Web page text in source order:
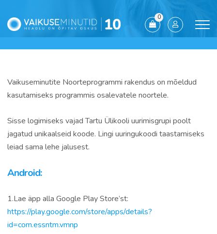
0
Vaikuseminutite Noorteprogrammi rakendus on mõeldud
kasutamiseks programmis osalevatele noortele.
Sisse logimiseks vajad Tartu Ülikooli uurimisgrupi poolt
jagatud unikaalseid koode. Lingi uuringukoodi taastamiseks
leiad sama lehe jalusest.
Android:
1.Lae äpp alla Google Play Store’st:
https://play.google.com/store/apps/details?
id=com.essntm.vmnp